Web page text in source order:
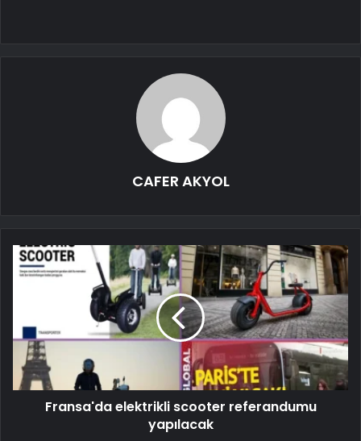
CAFER AKYOL
Fransa'da elektrikli scooter referandumu
yapılacak